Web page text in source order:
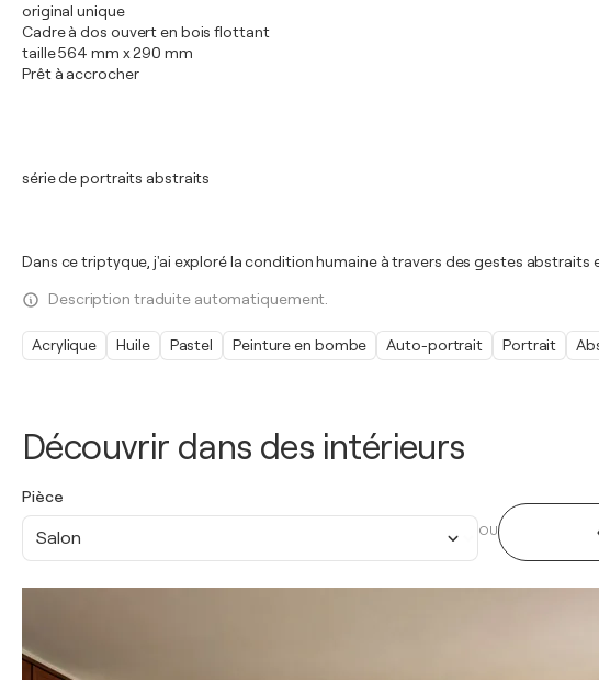
Découvrir dans des intérieurs
Pièce
Salon OU
original unique
Cadre à dos ouvert en bois flottant
taille 564 mm x 290 mm
Prêt à accrocher
série de portraits abstraits
Dans ce triptyque, j'ai exploré la condition humaine à travers des gestes
Description traduite automatiquement.
Acrylique Huile Pastel Peinture en bombe Auto-portrait Portrait